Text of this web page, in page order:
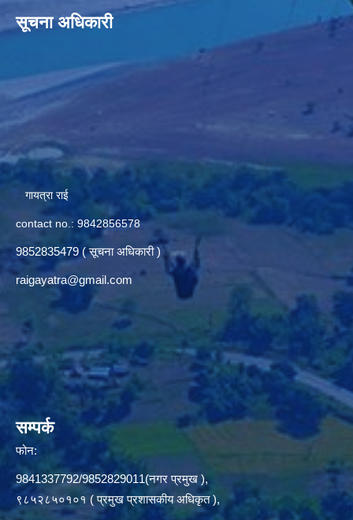
सूचना अधिकारी
गायत्रा राई
contact no.: 9842856578
9852835479 ( सूचना अधिकारी )
raigayatra@gmail.com
सम्पर्क
फोन:
9841337792/9852829011(नगर प्रमुख ),
९८५२८५०१०१ ( प्रमुख प्रशासकीय अधिकृत ),